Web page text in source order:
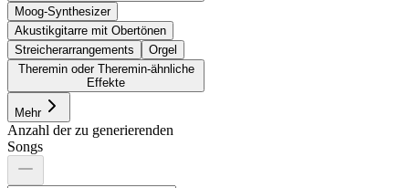
Moog-Synthesizer
Akustikgitarre mit Obertönen
Streicherarrangements
Orgel
Theremin oder Theremin-ähnliche
Effekte
Mehr
Anzahl der zu generierenden
Songs